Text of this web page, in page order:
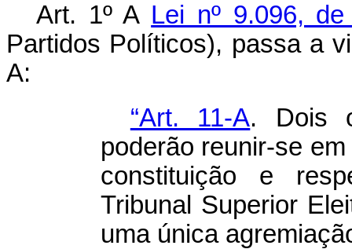
Art. 1º A Lei nº 9.096,
Partidos Políticos), passa a
A:
“Art. 11-A. Dois
poderão reunir-se
constituição e
Tribunal Superior
uma única